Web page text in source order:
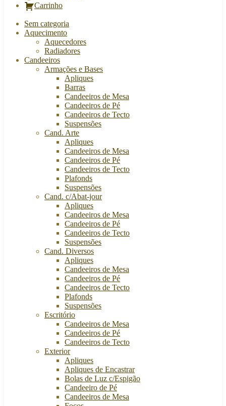
Carrinho
Sem categoria
Aquecimento
Aquecedores
Radiadores
Candeeiros
Armações e Bases
Apliques
Barras
Candeeiros de Mesa
Candeeiros de Pé
Candeeiros de Tecto
Suspensões
Cand. Arte
Apliques
Candeeiros de Mesa
Candeeiros de Pé
Candeeiros de Tecto
Plafonds
Suspensões
Cand. c/Abat-jour
Apliques
Candeeiros de Mesa
Candeeiros de Pé
Candeeiros de Tecto
Suspensões
Cand. Diversos
Apliques
Candeeiros de Mesa
Candeeiros de Pé
Candeeiros de Tecto
Plafonds
Suspensões
Escritório
Candeeiros de Mesa
Candeeiros de Pé
Candeeiros de Tecto
Exterior
Apliques
Apliques de Encastrar
Bolas de Luz c/Espigão
Candeeiro de Pé
Candeeiros de Mesa